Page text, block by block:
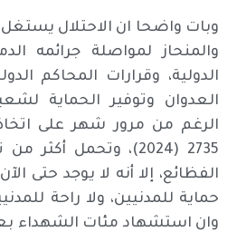
وبات واضحا ان الاحتلال يستغل
والمنحاز لمواصلة جرائمه
الدولية، وقرارات المحاكم
العدوان وتوفير الحماية
الرغم من مرور شهر على
2735 (2024)، وتحمل
الفظائع، إلا أنه لا يوجد حتى
حماية للمدنيين، ولا راحة
وان استشهاد مئات الشهداء